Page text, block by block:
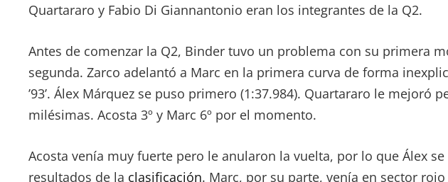
Quartararo y Fabio Di Giannantonio eran los integrantes de la Q2.
Antes de comenzar la Q2, Binder tuvo un problema con su primera
segunda. Zarco adelantó a Marc en la primera curva de forma
’93’. Álex Márquez se puso primero (1:37.984). Quartararo le mejoró
milésimas. Acosta 3º y Marc 6º por el momento.
Acosta venía muy fuerte pero le anularon la vuelta, por lo que Álex
resultados de la clasificación. Marc, por su parte, venía en sector